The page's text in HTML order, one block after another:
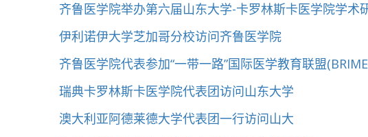
齐鲁医学院举办第六届山东大学-卡罗林斯卡医学院学术
伊利诺伊大学芝加哥分校访问齐鲁医学院
齐鲁医学院代表参加“一带一路”国际医学教育联盟
瑞典卡罗林斯卡医学院代表团访问山东大学
澳大利亚阿德莱德大学代表团一行访问山大